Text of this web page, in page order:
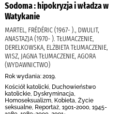
Sodoma : hipokryzja i władza w
Watykanie
MARTEL, FRÉDÉRIC (1967- )., DWULIT,
ANASTAZJA (1970- ). TŁUMACZENIE,
DERELKOWSKA, ELŻBIETA TŁUMACZENIE,
WISZ, JAGNA TŁUMACZENIE, AGORA
(WYDAWNICTWO)
Rok wydania: 2019.
Kościół katolicki, Duchowieństwo
katolickie, Dyskryminacja,
Homoseksualizm, Kobieta, Życie
seksualne, Reportaż, 1901-2000, 1945-